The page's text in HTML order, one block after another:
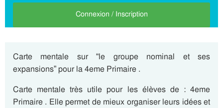
Connexion / Inscription
Carte mentale sur “le groupe nominal et ses
expansions” pour la 4eme Primaire .
Carte mentale très utile pour les élèves de : 4eme
Primaire . Elle permet de mieux organiser leurs idées et